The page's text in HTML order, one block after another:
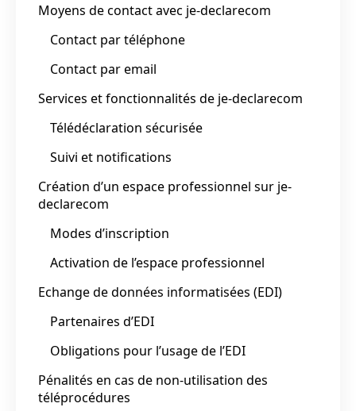
Moyens de contact avec je-declarecom
Contact par téléphone
Contact par email
Services et fonctionnalités de je-declarecom
Télédéclaration sécurisée
Suivi et notifications
Création d’un espace professionnel sur je-
declarecom
Modes d’inscription
Activation de l’espace professionnel
Echange de données informatisées (EDI)
Partenaires d’EDI
Obligations pour l’usage de l’EDI
Pénalités en cas de non-utilisation des
téléprocédures